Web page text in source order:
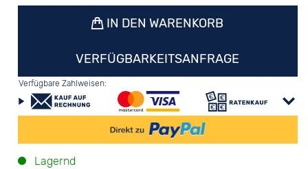
IN DEN WARENKORB
VERFÜGBARKEITSANFRAGE
Verfügbare Zahlweisen:
Lagernd